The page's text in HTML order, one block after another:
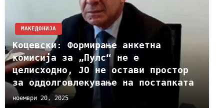
МАКЕДОНИЈА
Коцевски: Формирање анкетна
комисија за „Пулс“ не е
целисходно, ЈО не остави простор
за оддолговлекување на постапката
ноември 20, 2025